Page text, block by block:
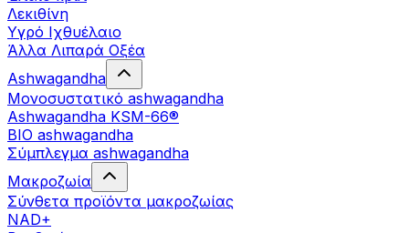
Λεκιθίνη
Υγρό Ιχθυέλαιο
Άλλα Λιπαρά Οξέα
Ashwagandha
Μονοσυστατικό ashwagandha
Ashwagandha KSM-66®
BIO ashwagandha
Σύμπλεγμα ashwagandha
Μακροζωία
Σύνθετα προϊόντα μακροζωίας
NAD+